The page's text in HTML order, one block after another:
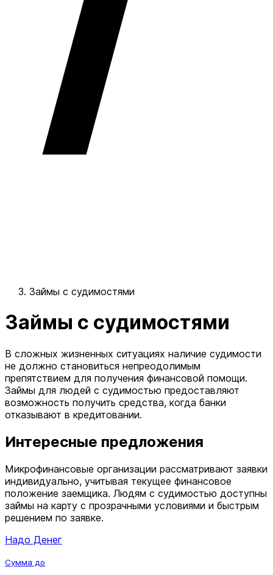
Займы с судимостями
Займы с судимостями
В сложных жизненных ситуациях наличие судимости
не должно становиться непреодолимым
препятствием для получения финансовой помощи.
Займы для людей с судимостью предоставляют
возможность получить средства, когда банки
отказывают в кредитовании.
Интересные предложения
Микрофинансовые организации рассматривают заявки
индивидуально, учитывая текущее финансовое
положение заемщика. Людям с судимостью доступны
займы на карту с прозрачными условиями и быстрым
решением по заявке.
Надо Денег
Сумма до